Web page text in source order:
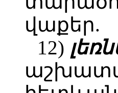
վաքեր.
12)